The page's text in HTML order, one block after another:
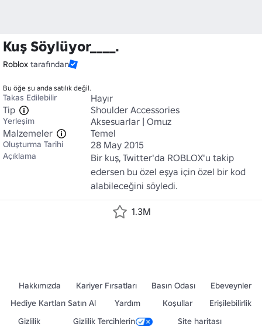
Kuş Söylüyor____.
Roblox tarafından
Bu öğe şu anda satılık değil.
Takas Edilebilir
Hayır
Tip
Shoulder Accessories
Yerleşim
Aksesuarlar | Omuz
Malzemeler
Temel
Oluşturma Tarihi 28 May 2015
Açıklama
Bir kuş, Twitter'da ROBLOX'u takip
edersen bu özel eşya için özel bir kod
alabileceğini söyledi.
1.3M
Hakkımızda Kariyer Fırsatları Basın Odası
Ebeveynler
Hediye Kartları Satın Al
Yardım Koşullar
Erişilebilirlik
Gizlilik
Gizlilik Tercihlerin Site haritası